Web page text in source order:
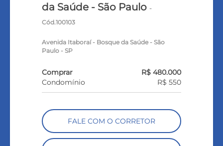
da Saúde - São Paulo-
Cód.100103
Avenida Itaboraí - Bosque da Saúde - São
Paulo - SP
Comprar
R$ 480.000
Condomínio
R$ 550
FALE COM O CORRETOR